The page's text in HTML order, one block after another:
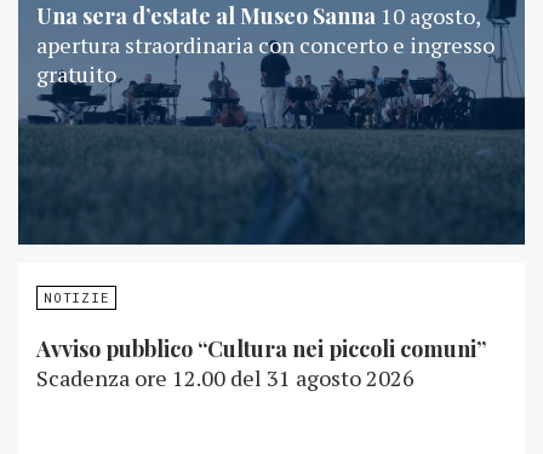
Una sera d’estate al Museo Sanna 10 agosto,
apertura straordinaria con concerto e ingresso
gratuito
NOTIZIE
Avviso pubblico “Cultura nei piccoli comuni”
Scadenza ore 12.00 del 31 agosto 2026